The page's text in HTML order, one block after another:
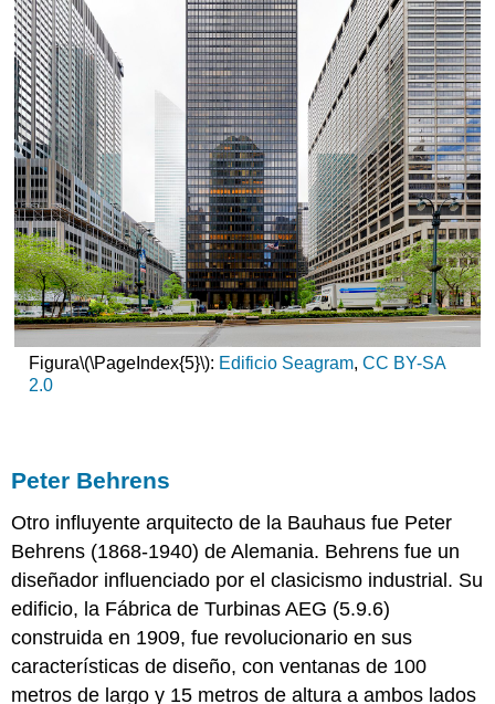
Figura\(\PageIndex{5}\): Edificio Seagram, CC BY-SA
2.0
Peter Behrens
Otro influyente arquitecto de la Bauhaus fue Peter
Behrens (1868-1940) de Alemania. Behrens fue un
diseñador influenciado por el clasicismo industrial. Su
edificio, la Fábrica de Turbinas AEG (5.9.6)
construida en 1909, fue revolucionario en sus
características de diseño, con ventanas de 100
metros de largo y 15 metros de altura a ambos lados